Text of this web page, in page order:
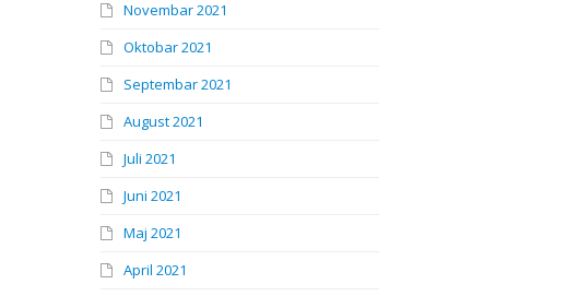
Novembar 2021
Oktobar 2021
Septembar 2021
August 2021
Juli 2021
Juni 2021
Maj 2021
April 2021